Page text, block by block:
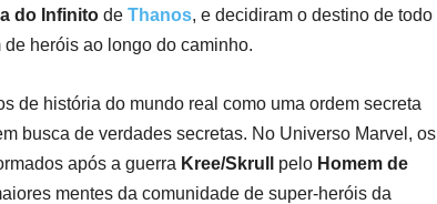
do Infinito de Thanos, e decidiram o destino de todo
heróis ao longo do caminho.
de história do mundo real como uma ordem secreta
busca de verdades secretas. No Universo Marvel, os
após a guerra Kree/Skrull pelo Homem de
mentes da comunidade de super-heróis da